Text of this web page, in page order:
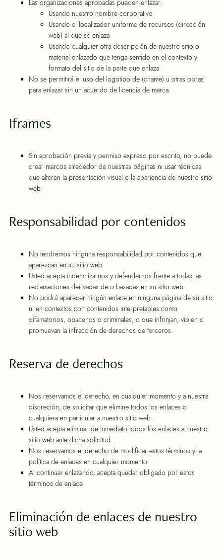
Las organizaciones aprobadas pueden enlazar:
Usando nuestro nombre corporativo
Usando el localizador uniforme de recursos (dirección
web) al que se enlaza
Usando cualquier otra descripción de nuestro sitio o
material enlazado que tenga sentido en el contexto y
formato del sitio de la parte que enlaza
No se permitirá el uso del logotipo de (cname) u otras obras
para enlazar sin un acuerdo de licencia de marca.
Iframes
Sin aprobación previa y permiso expreso por escrito, no puede
crear marcos alrededor de nuestras páginas ni usar técnicas
que alteren la presentación visual o la apariencia de nuestro sitio
web.
Responsabilidad por contenidos
No tendremos ninguna responsabilidad por contenidos que
aparezcan en su sitio web.
Usted acepta indemnizarnos y defendernos frente a todas las
reclamaciones derivadas de o basadas en su sitio web.
No podrá aparecer ningún enlace en ninguna página de su sitio
ni en contextos con contenidos interpretables como
difamatorios, obscenos o criminales, o que infrinjan, violen o
promuevan la infracción de derechos de terceros.
Reserva de derechos
Nos reservamos el derecho, en cualquier momento y a nuestra
discreción, de solicitar que elimine todos los enlaces o
cualquiera en particular a nuestro sitio web.
Usted acepta eliminar de inmediato todos los enlaces a nuestro
sitio web ante dicha solicitud.
Nos reservamos el derecho de modificar estos términos y la
política de enlaces en cualquier momento.
Al continuar enlazando, acepta quedar obligado por estos
términos de enlace.
Eliminación de enlaces de nuestro
sitio web